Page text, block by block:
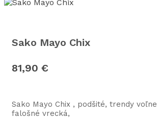
Sako Mayo Chix
81,90 €
Sako Mayo Chix , podšité, trendy
falošné vrecká,